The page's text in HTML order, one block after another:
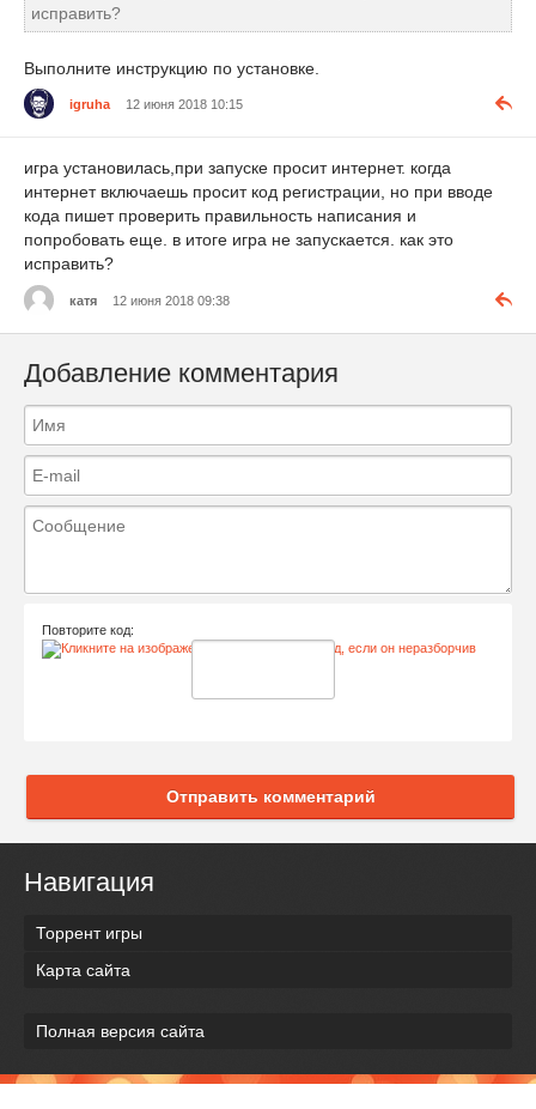
исправить?
Выполните инструкцию по установке.
igruha 12 июня 2018 10:15
игра установилась,при запуске просит интернет. когда
интернет включаешь просит код регистрации, но при вводе
кода пишет проверить правильность написания и
попробовать еще. в итоге игра не запускается. как это
исправить?
катя 12 июня 2018 09:38
Добавление комментария
Повторите код:
Отправить комментарий
Навигация
Торрент игры
Карта сайта
Полная версия сайта